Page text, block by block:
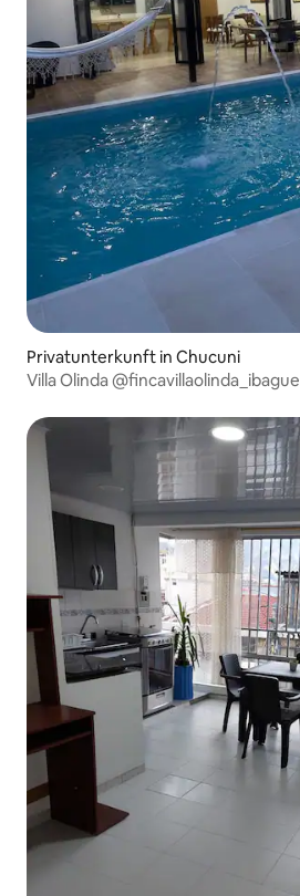
Privatunterkunft in Chucuni
Villa Olinda @fincavillaolinda_ibague